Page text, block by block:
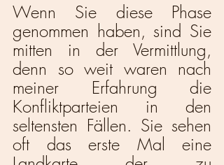
Wenn Sie diese Phase
genommen haben, sind Sie
mitten in der Vermittlung,
denn so weit waren nach
meiner Erfahrung die
Konfliktparteien in den
seltensten Fällen. Sie sehen
oft das erste Mal eine